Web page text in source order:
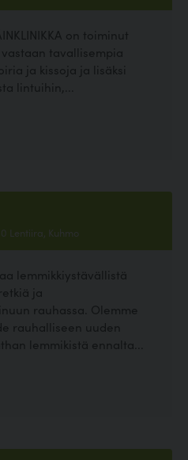
on toiminut
tavallisempia
ja kissoja ja lisäksi
lintuihin,...
Lentiira, Kuhmo
lemmikkiystävällistä
ja
rauhassa. Olemme
rauhalliseen uuden
lemmikistä ennalta...